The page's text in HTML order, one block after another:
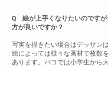
Q 絵が上手くなりたいのですが
方が良いですか？
写実を描きたい場合はデッサン
絵によっては様々な画材で枚数
あります。パコでは小学生から